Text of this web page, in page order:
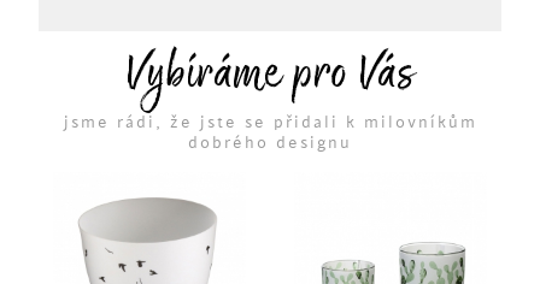
Vybíráme pro Vás
jsme rádi, že jste se přidali k milovníkům
dobrého designu